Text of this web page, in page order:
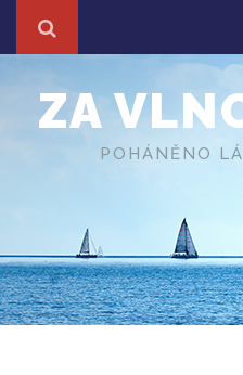
Z cest
About
ZA
POHÁNĚNO